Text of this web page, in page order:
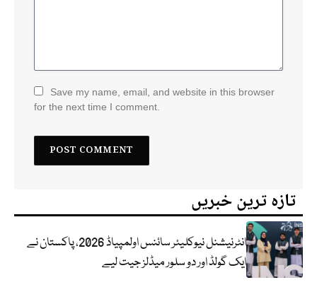
Save my name, email, and website in this browser
for the next time I comment.
تازہ ترین خبریں
انٹرنیشنل نیوکلیئر سائنس اولمپیاڈ 2026، پاکستان نے
ایک گولڈ اور دو سلور میڈلز جیت لیے